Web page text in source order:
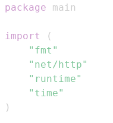
package
import
(
"fmt"
"net/http"
"runtime"
"time"
)